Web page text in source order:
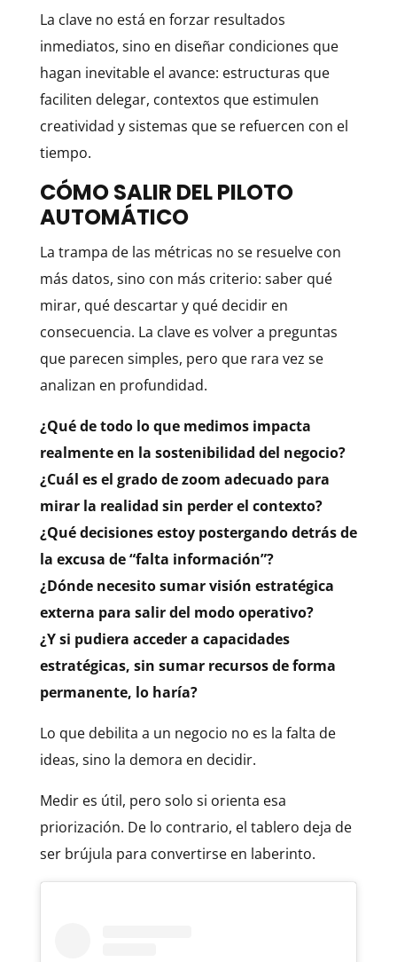
La clave no está en forzar resultados
inmediatos, sino en diseñar condiciones que
hagan inevitable el avance: estructuras que
faciliten delegar, contextos que estimulen
creatividad y sistemas que se refuercen con el
tiempo.
CÓMO SALIR DEL PILOTO
AUTOMÁTICO
La trampa de las métricas no se resuelve con
más datos, sino con más criterio: saber qué
mirar, qué descartar y qué decidir en
consecuencia. La clave es volver a preguntas
que parecen simples, pero que rara vez se
analizan en profundidad.
¿Qué de todo lo que medimos impacta
realmente en la sostenibilidad del negocio?
¿Cuál es el grado de zoom adecuado para
mirar la realidad sin perder el contexto?
¿Qué decisiones estoy postergando detrás de
la excusa de “falta información”?
¿Dónde necesito sumar visión estratégica
externa para salir del modo operativo?
¿Y si pudiera acceder a capacidades
estratégicas, sin sumar recursos de forma
permanente, lo haría?
Lo que debilita a un negocio no es la falta de
ideas, sino la demora en decidir.
Medir es útil, pero solo si orienta esa
priorización. De lo contrario, el tablero deja de
ser brújula para convertirse en laberinto.